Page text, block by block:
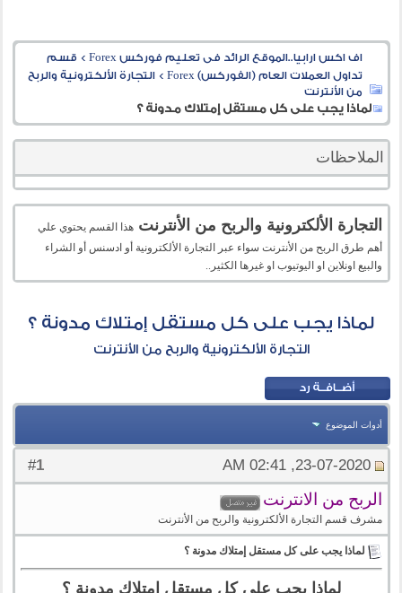
اف اكس ارابيا..الموقع الرائد فى تعليم فوركس Forex > قسم
تداول العملات العام (الفوركس) Forex
>التجارة الألكترونية والربح
من الأنترنت
لماذا يجب على كل مستقل إمتلاك مدونة ؟
الملاحظات
التجارة الألكترونية والربح من الأنترنت هذا القسم يحتوي علي
أهم طرق الربح من الأنترنت سواء عبر التجارة الألكترونية أو ادسنس أو الشراء
والبيع اونلاين او اليوتيوب او غيرها الكثير..
لماذا يجب على كل مستقل إمتلاك مدونة ؟
التجارة الألكترونية والربح من الأنترنت
أدوات الموضوع
#
1 23-07-2020, 02:41 AM
الربح من الانترنت
مشرف قسم التجارة الألكترونية والربح من الأنترنت
لماذا يجب على كل مستقل إمتلاك مدونة ؟
لماذا يجب على كل مستقل إمتلاك مدونة ؟